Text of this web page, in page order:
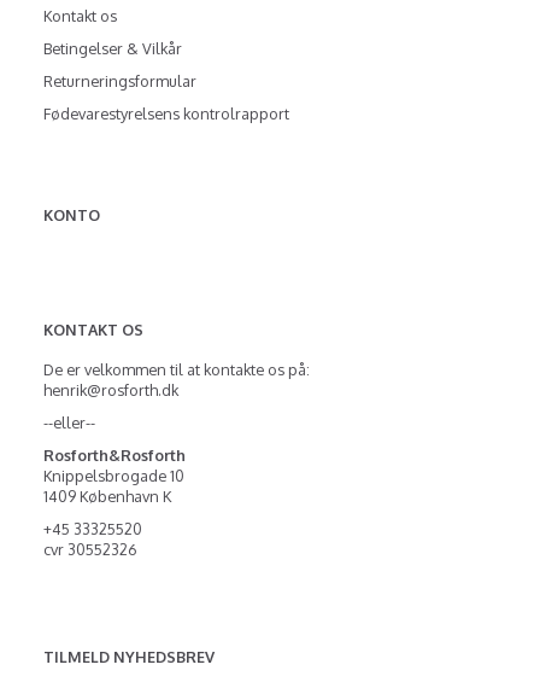
Kontakt os
Betingelser & Vilkår
Returneringsformular
Fødevarestyrelsens kontrolrapport
KONTO
KONTAKT OS
De er velkommen til at kontakte os på:
henrik@rosforth.dk
--eller--
Rosforth&Rosforth
Knippelsbrogade 10
1409 København K
+45 33325520
cvr 30552326
TILMELD NYHEDSBREV